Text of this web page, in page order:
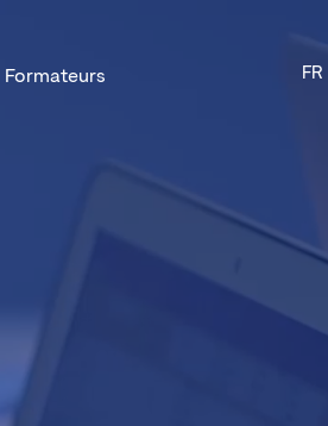
Formateurs FR